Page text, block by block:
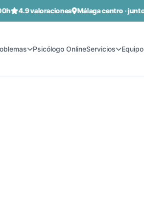
Málaga centro · junto a Vialia
Psicólogo OnlineServicios Equipo